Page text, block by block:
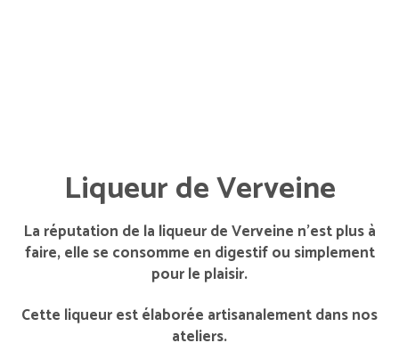
Liqueur de Verveine
La réputation de la liqueur de Verveine n’est plus à
faire, elle se consomme en digestif ou simplement
pour le plaisir.
Cette liqueur est élaborée artisanalement dans nos
ateliers.